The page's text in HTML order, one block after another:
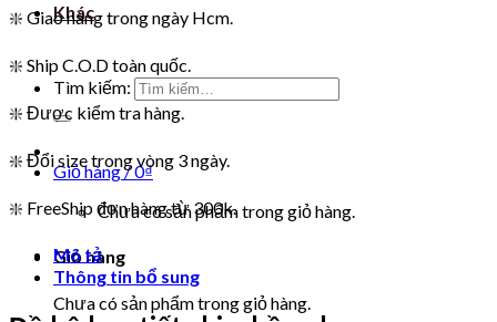
Khác
Tìm kiếm:
Giỏ hàng /0₫
Chưa có sản phẩm trong giỏ hàng.
Giỏ hàng
Chưa có sản phẩm trong giỏ hàng.
❇️ Giao hàng trong ngày Hcm.
❇️ Ship C.O.D toàn quốc.
❇️ Được kiểm tra hàng.
❇️ Đổi size trong vòng 3 ngày.
❇️ FreeShip đơn hàng từ 300k.
Mô tả
Thông tin bổ sung